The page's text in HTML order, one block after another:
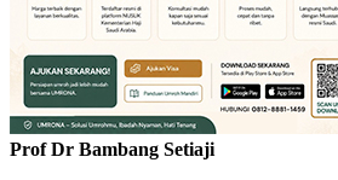
Prof Dr Bambang Setiaji